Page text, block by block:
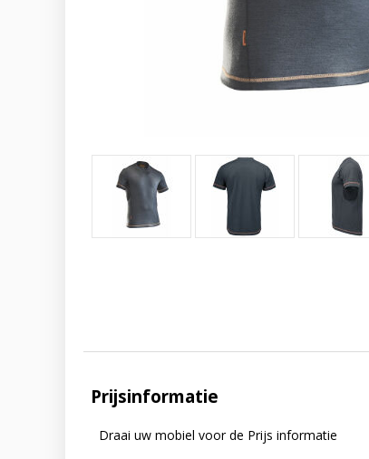
Prijsinformatie
Draai uw mobiel voor de Prijs informatie